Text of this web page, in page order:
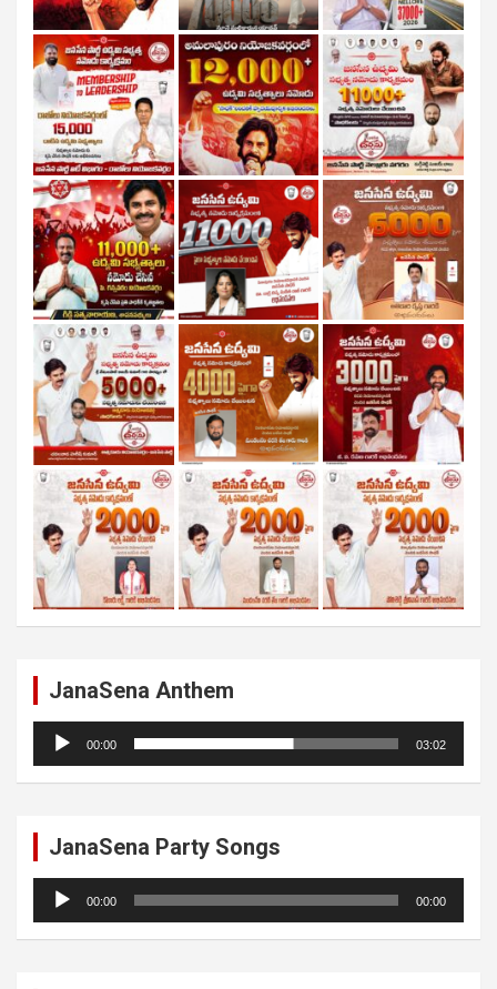
JanaSena Anthem
Audio
Player
00:00 03:02
JanaSena Party Songs
Audio
Player
00:00 00:00